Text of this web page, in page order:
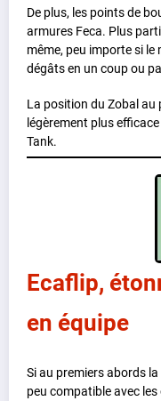
De plus, les points de
armures Feca. Plus
même, peu importe si
dégâts en un coup ou
La position du Zobal au
légèrement plus
Tank.
Ecaflip,
en équipe
Si au premiers abords
peu compatible avec les